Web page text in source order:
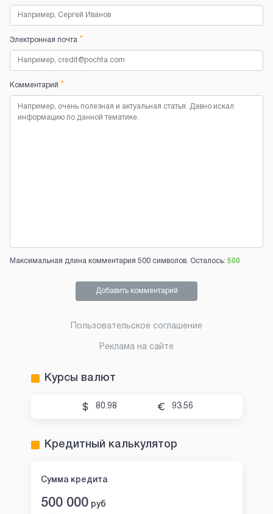
Электронная почта *
Комментарий *
Максимальная длина комментария 500 символов. Осталось: 500
Добавить комментарий
Пользовательское соглашение
Реклама на сайте
Курсы валют
80.98 93.56
Кредитный калькулятор
Сумма кредита
500 000 руб